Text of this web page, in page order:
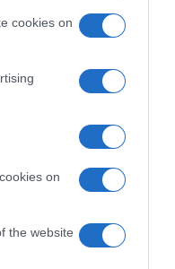
cookies on
on
the website
i